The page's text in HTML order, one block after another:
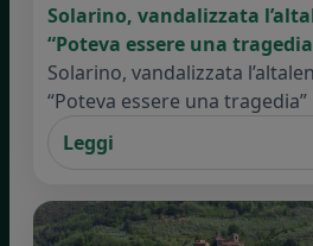
Solarino, vandalizzata
“Poteva essere una
Solarino, vandalizzata
“Poteva essere una
Leggi